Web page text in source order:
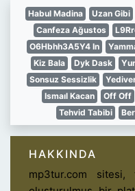
Habul Madina Uzan Gibi
Canfeza Ağustos
O6Hbhh3A5Y4 In
Kiz Bala
Dyk Dask
Sonsuz Sessizlik
Ismaıl Kacan
Off Off
Tehvid Tabibi
HAKKINDA
mp3tur.com